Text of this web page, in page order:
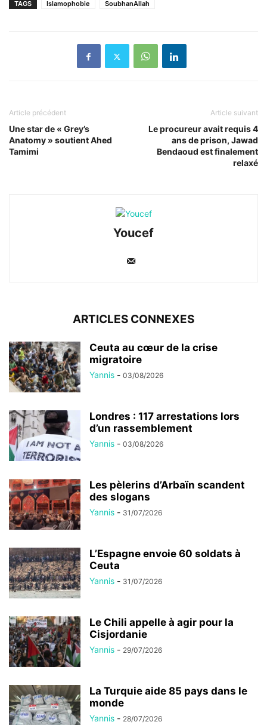
TAGS Islamophobie SoubhanAllah
Article précédent
Une star de « Grey’s
Anatomy » soutient Ahed
Tamimi
Article suivant
Le procureur avait requis 4
ans de prison, Jawad
Bendaoud est finalement
relaxé
Youcef
ARTICLES CONNEXES
Ceuta au cœur de la crise
migratoire
Yannis - 03/08/2026
Londres : 117 arrestations lors
d’un rassemblement
Yannis - 03/08/2026
Les pèlerins d’Arbaïn scandent
des slogans
Yannis - 31/07/2026
L’Espagne envoie 60 soldats à
Ceuta
Yannis - 31/07/2026
Le Chili appelle à agir pour la
Cisjordanie
Yannis - 29/07/2026
La Turquie aide 85 pays dans le
monde
Yannis - 28/07/2026